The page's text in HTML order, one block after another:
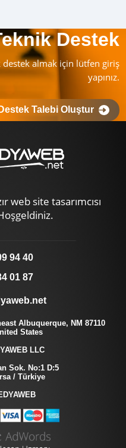
Destek
destek almak için lütfen giriş
yapınız.
Destek Talebi Oluştur
web site tasarımcısı
94 40
01 87
Albuquerque, NM 87110
States
LLC
Sok. No:1 D:5
/ Türkiye